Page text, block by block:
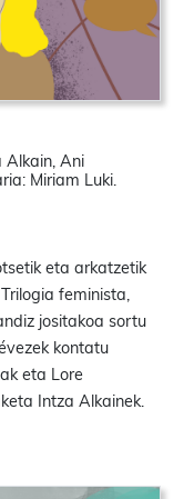
Alkain, Ani
Miriam Luki.
eta arkatzetik
feminista,
jositakoa sortu
kontatu
eta Lore
Intza Alkainek.